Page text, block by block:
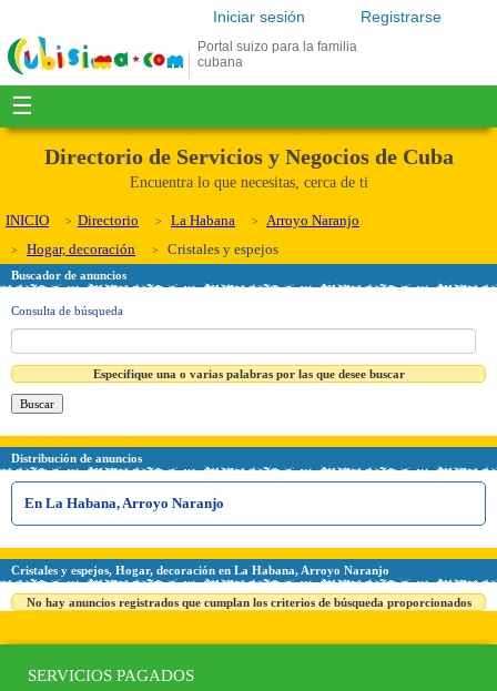
Registrarse
Iniciar sesión
Portal suizo para la familia
cubana
☰
Directorio de Servicios y Negocios de Cuba
Encuentra lo que necesitas, cerca de ti
INICIO Directorio La Habana
Arroyo Naranjo
Hogar, decoración
Cristales y espejos
Buscador de anuncios
Consulta de búsqueda
Especifique una o varias palabras por las que desee buscar
Distribución de anuncios
En La Habana, Arroyo Naranjo
Cristales y espejos, Hogar, decoración en La Habana, Arroyo Naranjo
No hay anuncios registrados que cumplan los criterios de búsqueda proporcionados
SERVICIOS PAGADOS